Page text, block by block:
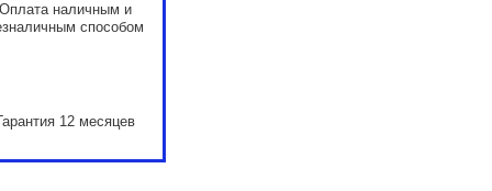
Оплата наличным и
способом
12 месяцев